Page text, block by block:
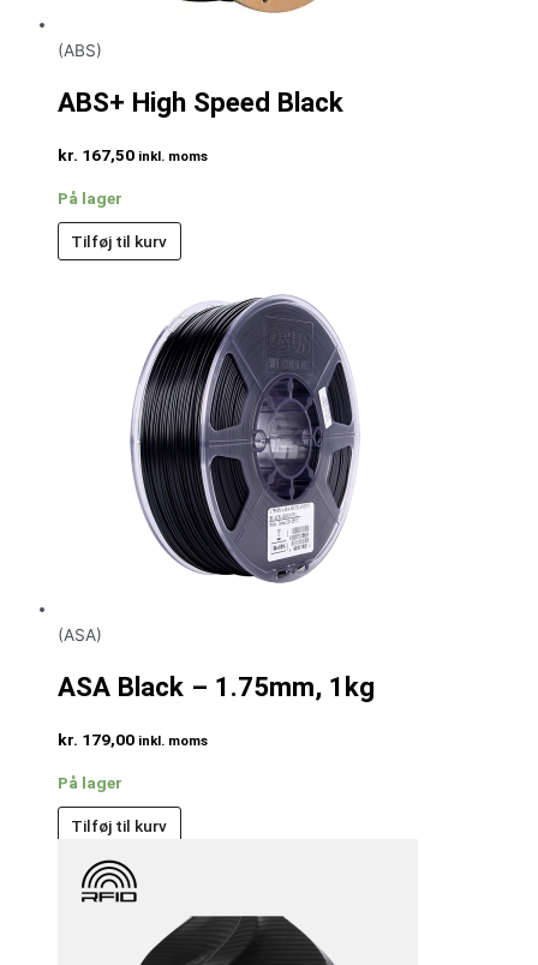
(ABS)
ABS+ High Speed Black
kr. 167,50 inkl. moms
På lager
Tilføj til kurv
(ASA)
ASA Black – 1.75mm, 1kg
kr. 179,00 inkl. moms
På lager
Tilføj til kurv